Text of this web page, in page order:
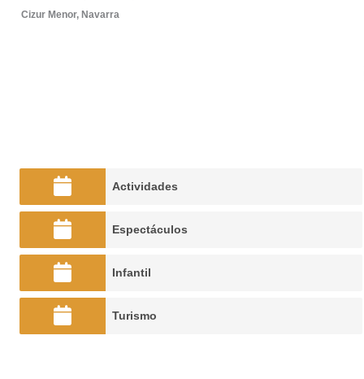
Cizur Menor, Navarra
Actividades
Espectáculos
Infantil
Turismo